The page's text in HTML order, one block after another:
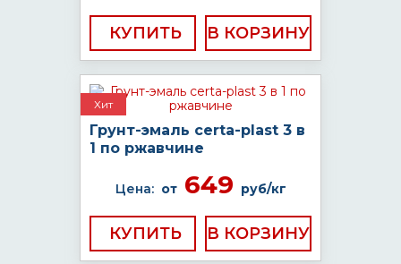
КУПИТЬ
Хит
Грунт-эмаль certa-plast 3 в
1 по ржавчине
Цена: от649 руб/кг
КУПИТЬ